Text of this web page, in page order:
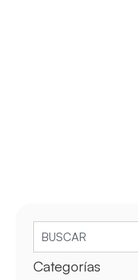
Categorías